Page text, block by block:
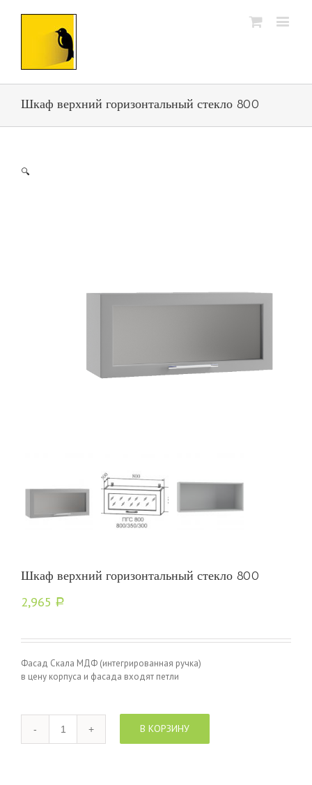
Шкаф верхний горизонтальный стекло 800
🔍
Шкаф верхний горизонтальный стекло 800
2,965 Р
Фасад Скала МДФ (интегрированная ручка)
в цену корпуса и фасада входят петли
В КОРЗИНУ